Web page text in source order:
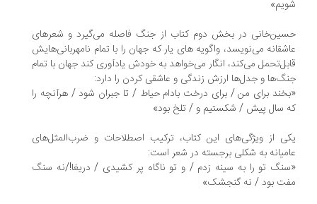
در بخش دوم کتاب از جنگ فاصله می‌گیرد و شعرهای
می‌نویسد، واگویه های یار که جهان را با تمام نامهربانی‌هایش
می‌کند، انگار می‌خواهد به خودش یادآوری کند جهان با تمام
و جدل‌ها ارزش زندگی و عاشقی کردن را دارد:
برای من / برای درخت بادام حیاط / تا جبران شود / هرآنچه را
سال پیش / شکستیم و / تلخ بود»
از ویژگی‌های این کتاب، ترکیب اصطلاحات و ضرب‌المثل‌های
به شکلی برجسته در شعر است:
تو را به سینه زدم / و تو ناگاه پر کشیدی / دریغا!/نه سنگ
بود / نه گنجشک»